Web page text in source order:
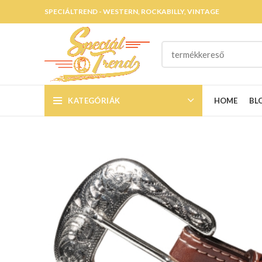
SPECIÁLTREND - WESTERN, ROCKABILLY, VINTAGE
KATEGÓRIÁK HOME